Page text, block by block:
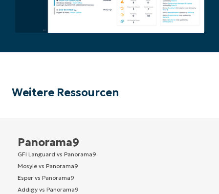
Weitere Ressourcen
Panorama9
GFI Languard vs Panorama9
Mosyle vs Panorama9
Esper vs Panorama9
Addigy vs Panorama9